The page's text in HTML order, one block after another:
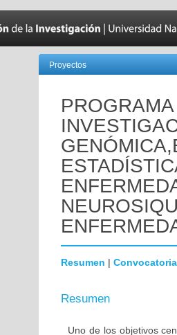
Proyectos
Resumen | Convocatoria
Resumen
Uno de los objetivos